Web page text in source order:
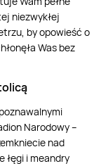
niezwykłej
by opowieść o
Was bez
Narodowy –
nad
łęgi i meandry